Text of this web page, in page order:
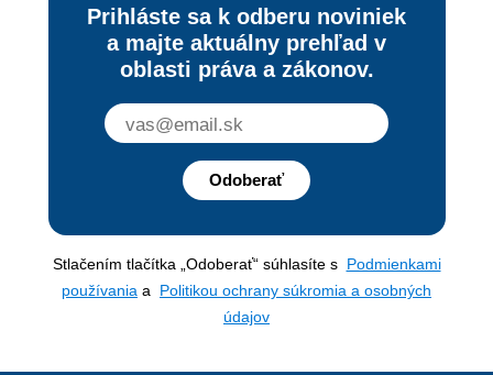
Prihláste sa k odberu noviniek
a majte aktuálny prehľad v
oblasti práva a zákonov.
Odoberať
Stlačením tlačítka „Odoberať“ súhlasíte s Podmienkami
používania a Politikou ochrany súkromia a osobných
údajov